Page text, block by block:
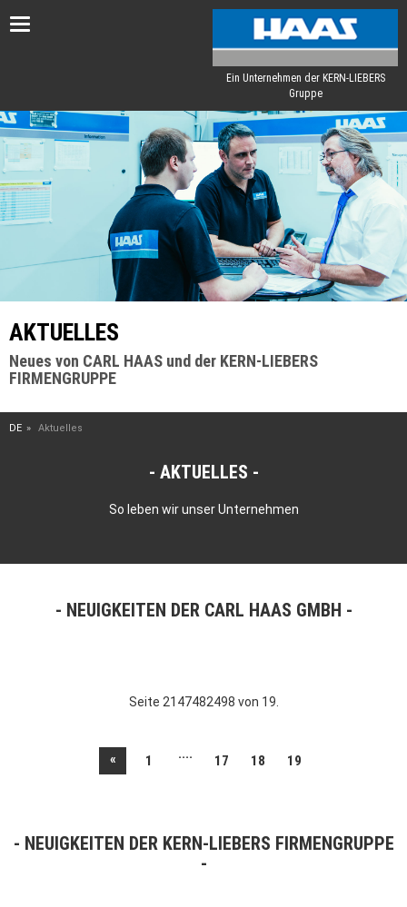
Toggle
Ein Unternehmen der KERN-LIEBERS
Gruppe
AKTUELLES
Neues von CARL HAAS und der KERN-LIEBERS
FIRMENGRUPPE
DE Aktuelles
AKTUELLES
So leben wir unser Unternehmen
NEUIGKEITEN DER CARL HAAS GMBH
Seite 2147482498 von 19.
« 1 .... 17 18 19
NEUIGKEITEN DER KERN-LIEBERS FIRMENGRUPPE